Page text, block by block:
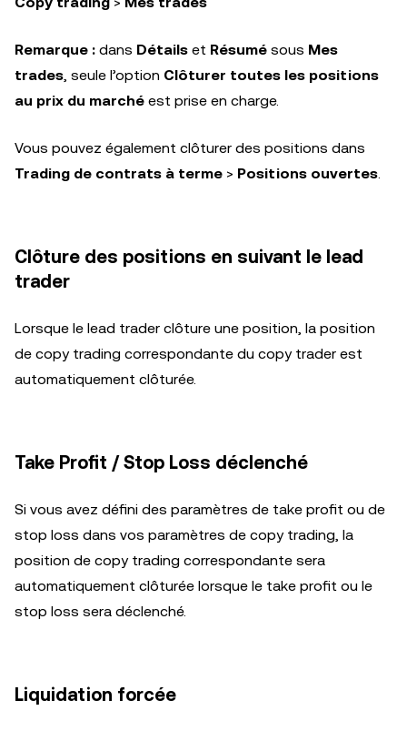
Remarque : dans Détails et Résumé sous Mes
trades , seule l’option Clôturer toutes les positions
au prix du marché est prise en charge.
Vous pouvez également clôturer des positions dans
Trading de contrats à terme > Positions ouvertes
Clôture des positions en suivant le lead
trader
Lorsque le lead trader clôture une position, la position
de copy trading correspondante du copy trader est
automatiquement clôturée.
Take Profit / Stop Loss déclenché
Si vous avez défini des paramètres de take profit ou de
stop loss dans vos paramètres de copy trading, la
position de copy trading correspondante sera
automatiquement clôturée lorsque le take profit ou le
stop loss sera déclenché.
Liquidation forcée